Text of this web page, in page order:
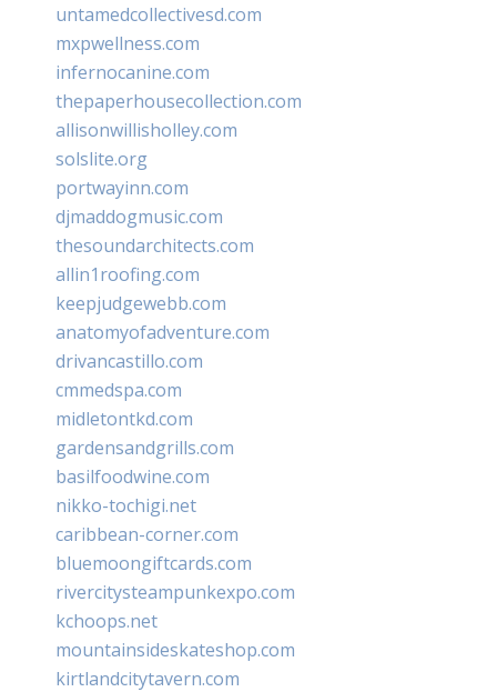
untamedcollectivesd.com
mxpwellness.com
infernocanine.com
thepaperhousecollection.com
allisonwillisholley.com
solslite.org
portwayinn.com
djmaddogmusic.com
thesoundarchitects.com
allin1roofing.com
keepjudgewebb.com
anatomyofadventure.com
drivancastillo.com
cmmedspa.com
midletontkd.com
gardensandgrills.com
basilfoodwine.com
nikko-tochigi.net
caribbean-corner.com
bluemoongiftcards.com
rivercitysteampunkexpo.com
kchoops.net
mountainsideskateshop.com
kirtlandcitytavern.com